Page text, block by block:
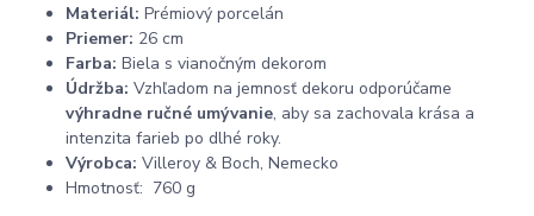
Materiál: Prémiový porcelán
Priemer: 26 cm
Farba: Biela s vianočným dekorom
Údržba: Vzhľadom na jemnosť dekoru odporúčame
výhradne ručné umývanie, aby sa zachovala krása a
intenzita farieb po dlhé roky.
Výrobca: Villeroy & Boch, Nemecko
Hmotnosť: 760 g